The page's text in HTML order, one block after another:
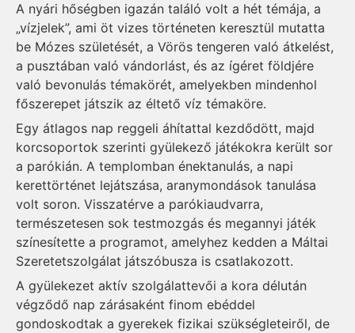
A nyári hőségben igazán találó volt a hét témája, a
„vízjelek”, ami öt vizes történeten keresztül mutatta
be Mózes születését, a Vörös tengeren való átkelést,
a pusztában való vándorlást, és az ígéret földjére
való bevonulás témakörét, amelyekben mindenhol
főszerepet játszik az éltető víz témaköre.
Egy átlagos nap reggeli áhítattal kezdődött, majd
korcsoportok szerinti gyülekező játékokra került sor
a parókián. A templomban énektanulás, a napi
kerettörténet lejátszása, aranymondások tanulása
volt soron. Visszatérve a parókiaudvarra,
természetesen sok testmozgás és megannyi játék
színesítette a programot, amelyhez kedden a Máltai
Szeretetszolgálat játszóbusza is csatlakozott.
A gyülekezet aktív szolgálattevői a kora délután
végződő nap zárásaként finom ebéddel
gondoskodtak a gyerekek fizikai szükségleteiről, de